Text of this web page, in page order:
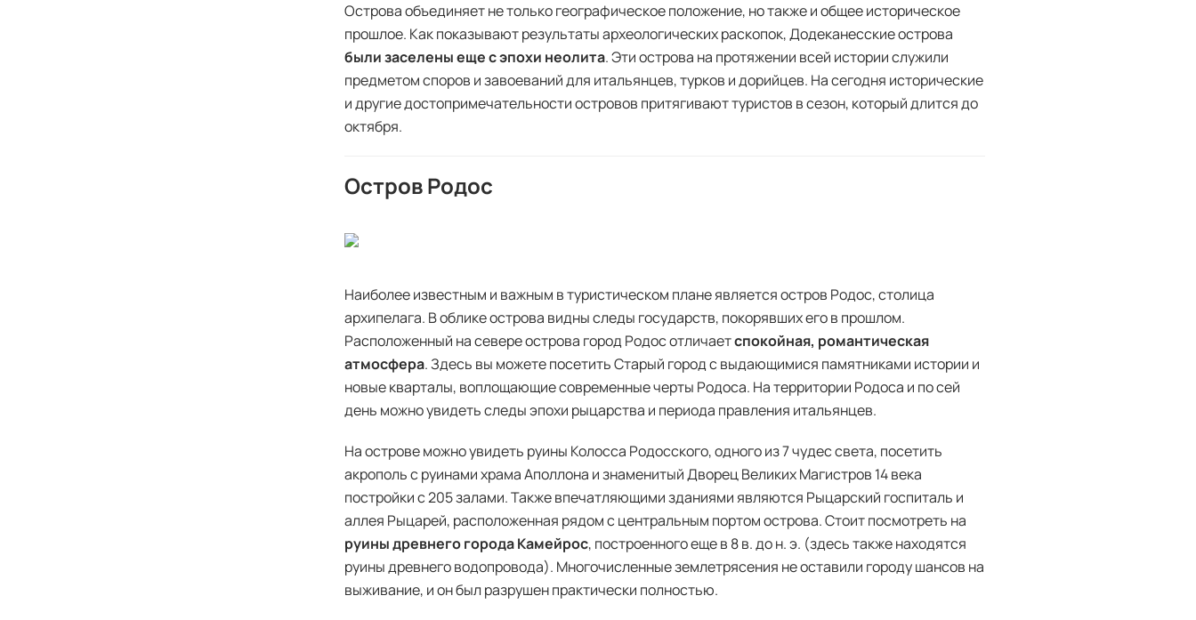
Острова объединяет не только географическое положение, но также и общее историческое
прошлое. Как показывают результаты археологических раскопок, Додеканесские острова
были заселены еще с эпохи неолита. Эти острова на протяжении всей истории служили
предметом споров и завоеваний для итальянцев, турков и дорийцев. На сегодня исторические
и другие достопримечательности островов притягивают туристов в сезон, который длится до
октября.
Остров Родос
Наиболее известным и важным в туристическом плане является остров Родос, столица
архипелага. В облике острова видны следы государств, покорявших его в прошлом.
Расположенный на севере острова город Родос отличаетспокойная, романтическая
атмосфера. Здесь вы можете посетить Старый город с выдающимися памятниками истории и
новые кварталы, воплощающие современные черты Родоса. На территории Родоса и по сей
день можно увидеть следы эпохи рыцарства и периода правления итальянцев.
На острове можно увидеть руины Колосса Родосского, одного из 7 чудес света, посетить
акрополь с руинами храма Аполлона и знаменитый Дворец Великих Магистров 14 века
постройки с 205 залами. Также впечатляющими зданиями являются Рыцарский госпиталь и
аллея Рыцарей, расположенная рядом с центральным портом острова. Стоит посмотреть на
руины древнего города Камейрос, построенного еще в 8 в. до н. э. (здесь также находятся
руины древнего водопровода). Многочисленные землетрясения не оставили городу шансов на
выживание, и он был разрушен практически полностью.